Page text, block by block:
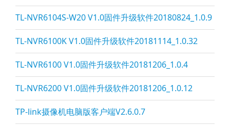
TL-NVR6104S-W20 V1.0固件升级软件20180824_1.0.9
TL-NVR6100K V1.0固件升级软件20181114_1.0.32
TL-NVR6100 V1.0固件升级软件20181206_1.0.4
TL-NVR6200 V1.0固件升级软件20181206_1.0.12
TP-link摄像机电脑版客户端V2.6.0.7